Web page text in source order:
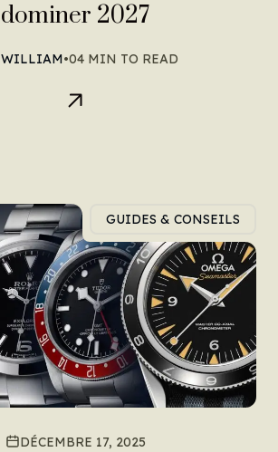
dominer 2027
WILLIAM•04 MIN TO READ
GUIDES & CONSEILS
DÉCEMBRE 17, 2025